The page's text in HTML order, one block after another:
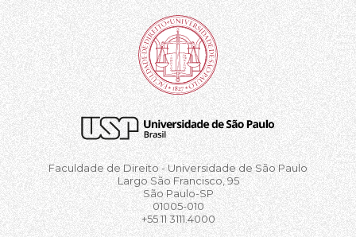
Faculdade de Direito - Universidade de São Paulo
Largo São Francisco, 95
São Paulo-SP
01005-010
+55 11 3111.4000